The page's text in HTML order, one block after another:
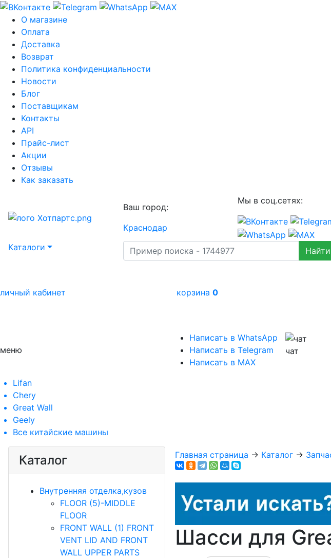
О магазине
Оплата
Доставка
Возврат
Политика конфиденциальности
Новости
Блог
Поставщикам
Контакты
API
Прайс-лист
Акции
Отзывы
Как заказать
Ваш город:
Краснодар
Мы в соц.сетях:
Каталоги
личный кабинет корзина 0
меню
Написать в WhatsApp
Написать в Telegram
Написать в MAX
чат
Lifan
Chery
Great Wall
Geely
Все китайские машины
Каталог
Внутренняя отделка,кузов
FLOOR (5)-MIDDLE
FLOOR
FRONT WALL (1) FRONT
VENT LID AND FRONT
WALL UPPER PARTS
Главная страница → Каталог→
Шасси для